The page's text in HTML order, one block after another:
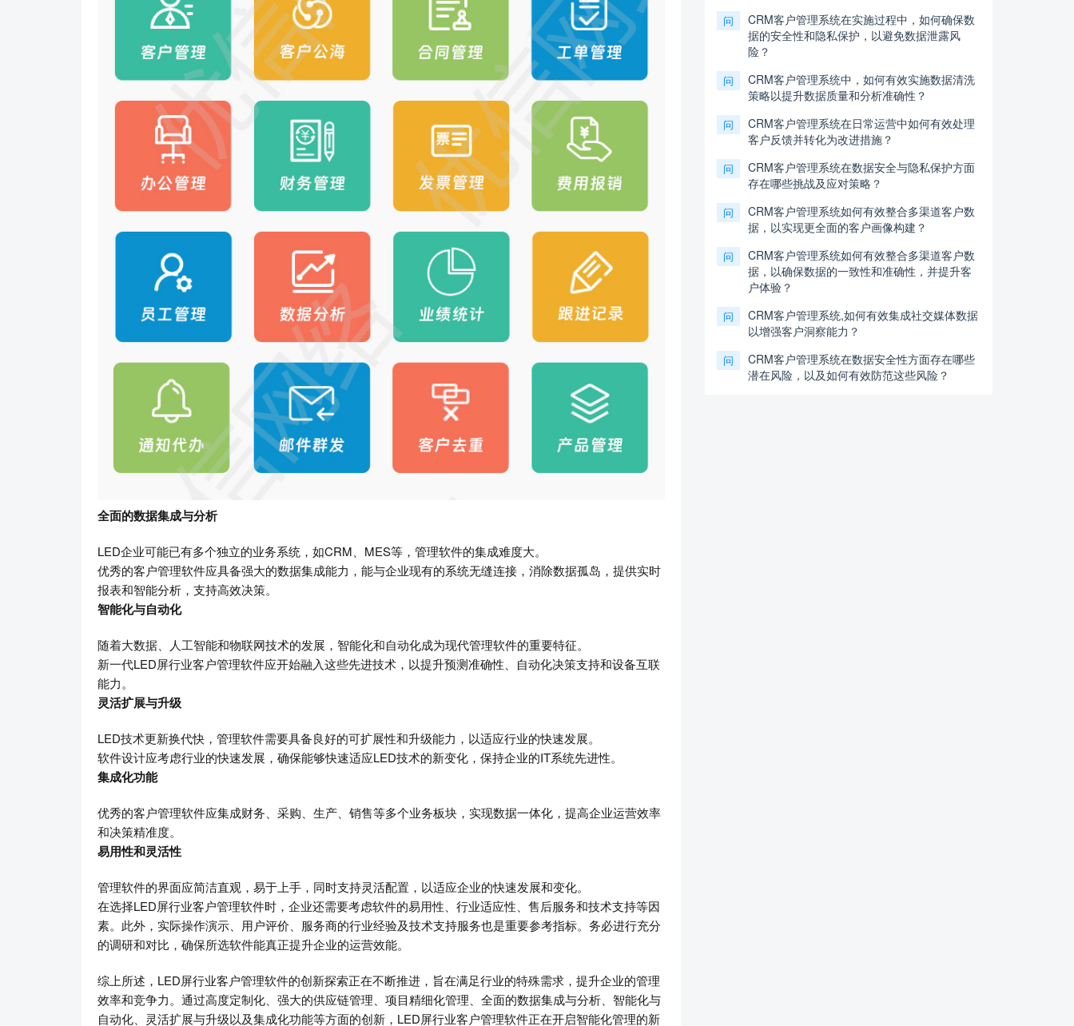
全面的数据集成与分析
LED企业可能已有多个独立的业务系统，如CRM、MES等，管理软件的集成难度大。
优秀的客户管理软件应具备强大的数据集成能力，能与企业现有的系统无缝连接，消除数据孤岛，提供实时
报表和智能分析，支持高效决策。
智能化与自动化
随着大数据、人工智能和物联网技术的发展，智能化和自动化成为现代管理软件的重要特征。
新一代LED屏行业客户管理软件应开始融入这些先进技术，以提升预测准确性、自动化决策支持和设备互联
能力。
灵活扩展与升级
LED技术更新换代快，管理软件需要具备良好的可扩展性和升级能力，以适应行业的快速发展。
软件设计应考虑行业的快速发展，确保能够快速适应LED技术的新变化，保持企业的IT系统先进性。
集成化功能
优秀的客户管理软件应集成财务、采购、生产、销售等多个业务板块，实现数据一体化，提高企业运营效率
和决策精准度。
易用性和灵活性
管理软件的界面应简洁直观，易于上手，同时支持灵活配置，以适应企业的快速发展和变化。
在选择LED屏行业客户管理软件时，企业还需要考虑软件的易用性、行业适应性、售后服务和技术支持等因
素。此外，实际操作演示、用户评价、服务商的行业经验及技术支持服务也是重要参考指标。务必进行充分
的调研和对比，确保所选软件能真正提升企业的运营效能。
综上所述，LED屏行业客户管理软件的创新探索正在不断推进，旨在满足行业的特殊需求，提升企业的管理
效率和竞争力。通过高度定制化、强大的供应链管理、项目精细化管理、全面的数据集成与分析、智能化与
自动化、灵活扩展与升级以及集成化功能等方面的创新，LED屏行业客户管理软件正在开启智能化管理的新
问
CRM客户管理系统在实施过程中，如何确保数
据的安全性和隐私保护，以避免数据泄露风
险？
问
CRM客户管理系统中，如何有效实施数据清洗
策略以提升数据质量和分析准确性？
问
CRM客户管理系统在日常运营中如何有效处理
客户反馈并转化为改进措施？
问
CRM客户管理系统在数据安全与隐私保护方面
存在哪些挑战及应对策略？
问
CRM客户管理系统如何有效整合多渠道客户数
据，以实现更全面的客户画像构建？
问
CRM客户管理系统如何有效整合多渠道客户数
据，以确保数据的一致性和准确性，并提升客
户体验？
问
CRM客户管理系统,如何有效集成社交媒体数据
以增强客户洞察能力？
问
CRM客户管理系统在数据安全性方面存在哪些
潜在风险，以及如何有效防范这些风险？